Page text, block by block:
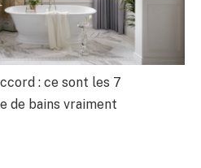
: ce sont les 7
de bains vraiment